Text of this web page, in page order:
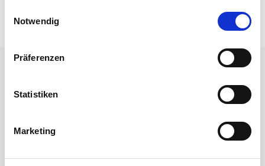
Notwendig
Präferenzen
Statistiken
Marketing
Lernende Organisation:
zu werden